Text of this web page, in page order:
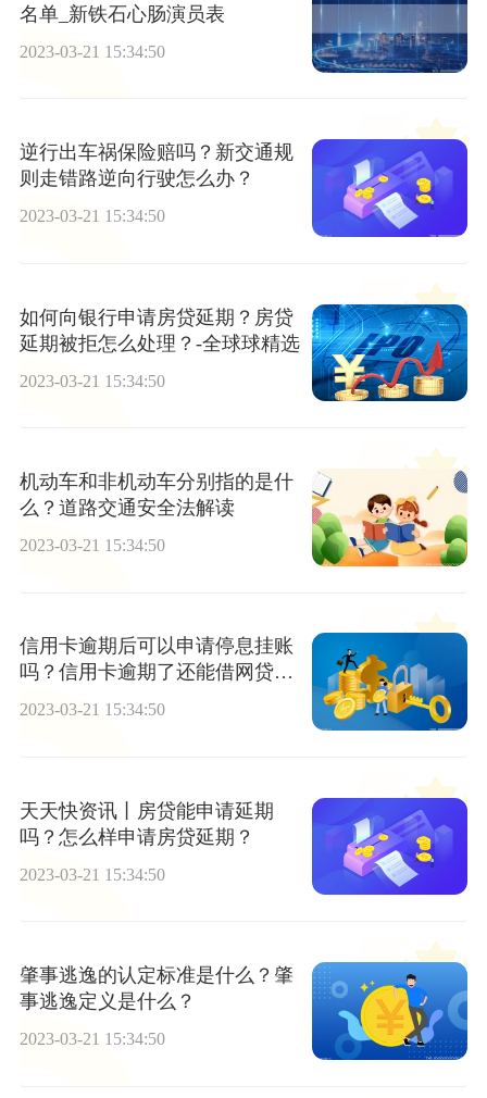
名单_新铁石心肠演员表
2023-03-21 15:34:50
逆行出车祸保险赔吗？新交通规
则走错路逆向行驶怎么办？
2023-03-21 15:34:50
如何向银行申请房贷延期？房贷
延期被拒怎么处理？-全球球精选
2023-03-21 15:34:50
机动车和非机动车分别指的是什
么？道路交通安全法解读
2023-03-21 15:34:50
信用卡逾期后可以申请停息挂账
吗？信用卡逾期了还能借网贷
吗？_全球快播报
2023-03-21 15:34:50
天天快资讯丨房贷能申请延期
吗？怎么样申请房贷延期？
2023-03-21 15:34:50
肇事逃逸的认定标准是什么？肇
事逃逸定义是什么？
2023-03-21 15:34:50